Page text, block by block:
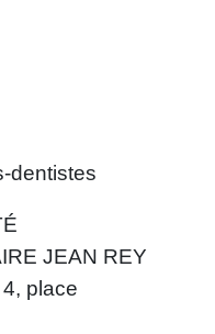
dentistes
JEAN REY
place